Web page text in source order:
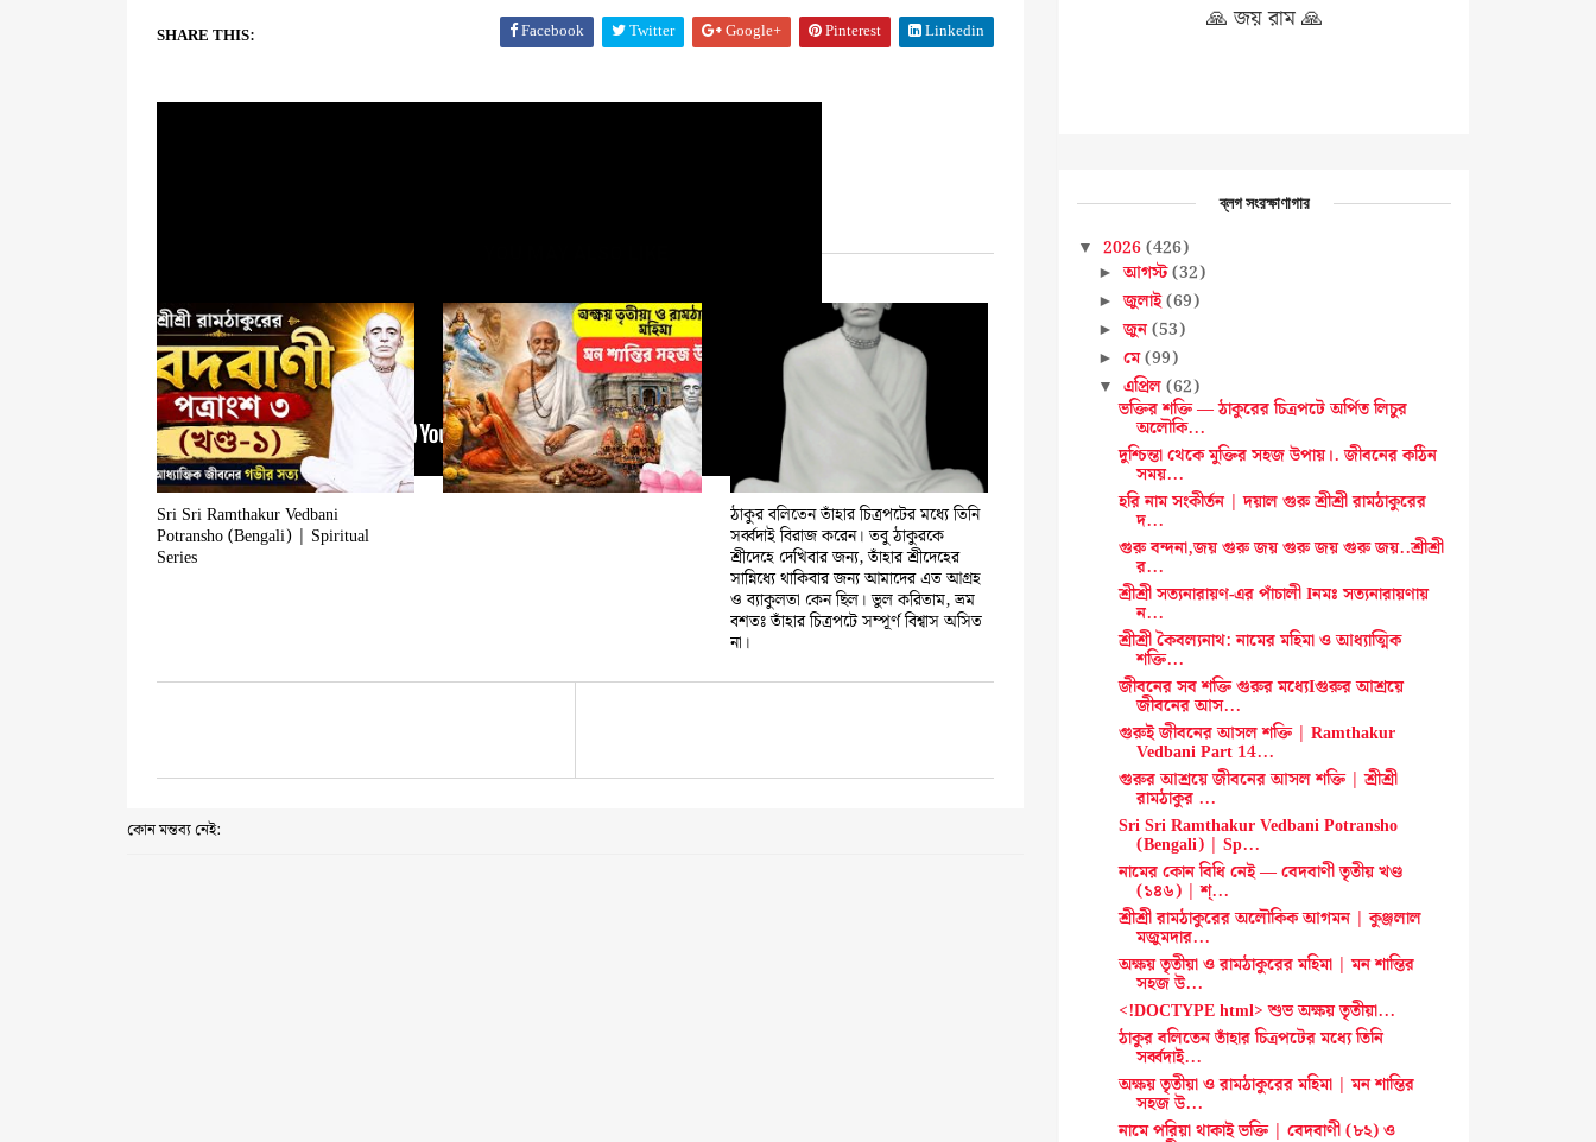
SHARE THIS: Facebook Twitter Google+ Pinterest Linkedin
Sri Sri Ramthakur Vedbani
Potransho (Bengali) | Spiritual
Series
ঠাকুর বলিতেন তাঁহার চিত্রপটের মধ্যে তিনি
সর্ব্বদাই বিরাজ করেন। তবু ঠাকুরকে
শ্রীদেহে দেখিবার জন্য, তাঁহার শ্রীদেহের
সান্নিধ্যে থাকিবার জন্য আমাদের এত আগ্রহ
ও ব্যাকুলতা কেন ছিল। ভুল করিতাম, ভ্রম
বশতঃ তাঁহার চিত্রপটে সম্পূর্ণ বিশ্বাস অসিত
না।
কোন মন্তব্য নেই:
🙏 জয় রাম 🙏
ব্লগ সংরক্ষাণাগার
▼ 2026(426)
►আগস্ট(32)
►জুলাই(69)
►জুন(53)
► মে(99)
▼ এপ্রিল(62)
ভক্তির শক্তি — ঠাকুরের চিত্রপটে অর্পিত লিচুর
অলৌকি...
দুশ্চিন্তা থেকে মুক্তির সহজ উপায়।. জীবনের কঠিন
সময়...
হরি নাম সংকীর্তন | দয়াল গুরু শ্রীশ্রী রামঠাকুরের
দ...
গুরু বন্দনা,জয় গুরু জয় গুরু জয় গুরু জয়..শ্রীশ্রী
র...
শ্রীশ্রী সত্যনারায়ণ-এর পাঁচালী Iনমঃ সত্যনারায়ণায়
ন...
শ্রীশ্রী কৈবল্যনাথ: নামের মহিমা ও আধ্যাত্মিক
শক্তি...
জীবনের সব শক্তি গুরুর মধ্যেIগুরুর আশ্রয়ে
জীবনের আস...
গুরুই জীবনের আসল শক্তি | Ramthakur
Vedbani Part 14...
গুরুর আশ্রয়ে জীবনের আসল শক্তি | শ্রীশ্রী
রামঠাকুর ...
Sri Sri Ramthakur Vedbani Potransho
(Bengali) | Sp...
নামের কোন বিধি নেই — বেদবাণী তৃতীয় খণ্ড
(১৪৬) | শ্...
শ্রীশ্রী রামঠাকুরের অলৌকিক আগমন | কুঞ্জলাল
মজুমদার...
অক্ষয় তৃতীয়া ও রামঠাকুরের মহিমা | মন শান্তির
সহজ উ...
<!DOCTYPE html> শুভ অক্ষয় তৃতীয়া...
ঠাকুর বলিতেন তাঁহার চিত্রপটের মধ্যে তিনি
সর্ব্বদাই...
অক্ষয় তৃতীয়া ও রামঠাকুরের মহিমা | মন শান্তির
সহজ উ...
নামে পরিয়া থাকাই ভক্তি | বেদবাণী (৮২) ও